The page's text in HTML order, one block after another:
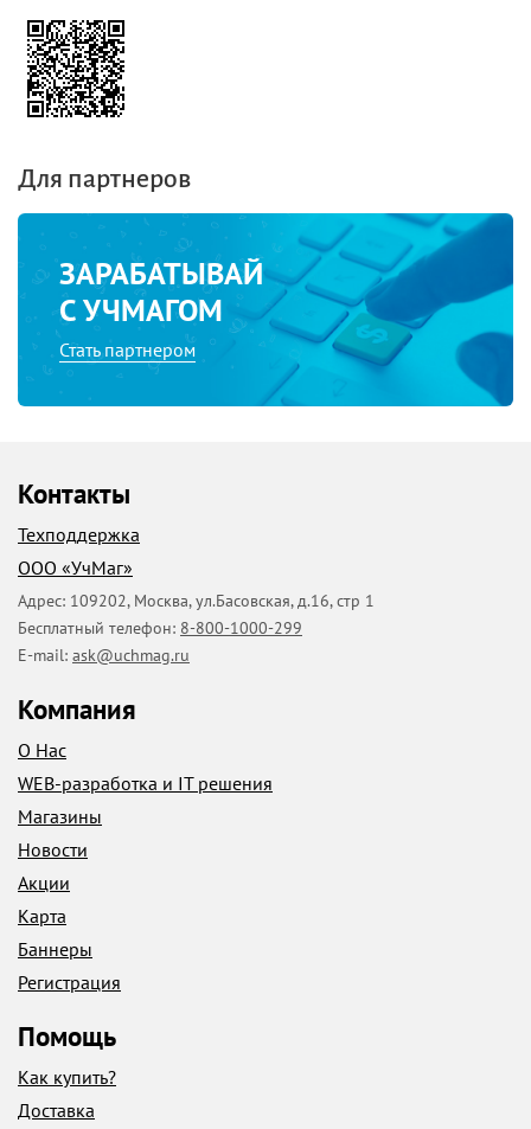
Для партнеров
ЗАРАБАТЫВАЙ
С УЧМАГОМ
Стать партнером
Контакты
Техподдержка
ООО «УчМаг»
Адрес: 109202, Москва,ул.Басовская, д.16, стр 1
Бесплатный телефон: 8-800-1000-299
E-mail: ask@uchmag.ru
Компания
О Нас
WEB-разработка и IT решения
Магазины
Новости
Акции
Карта
Баннеры
Регистрация
Помощь
Как купить?
Доставка